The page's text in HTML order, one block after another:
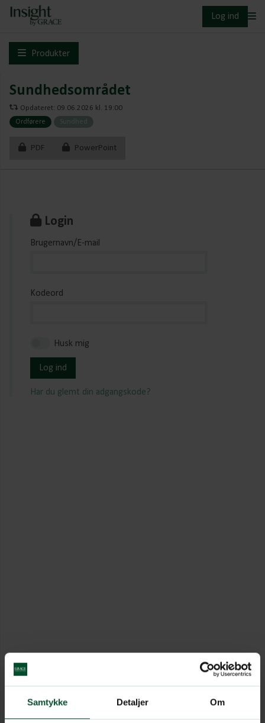
Samtykke Detaljer Om
Log ind
Produkter
Sundhedsområdet
Opdateret: 09.06.2026 kl. 19:00
Ordførere Sundhed
PDF PowerPoint
Login
Brugernavn/E-mail
Kodeord
Husk mig
Log ind
Har du glemt din adgangskode?